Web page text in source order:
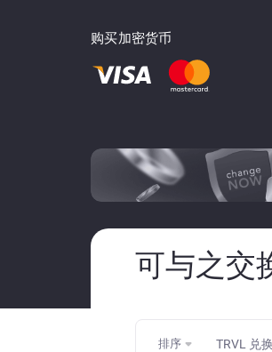
购买加密货币
可与之交
排序 TRVL 兑